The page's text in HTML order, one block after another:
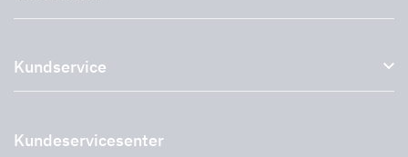
Tilbehør til avtrekkshetter
Storköksprodukter
Miljø
Støtte og tjenester
Informasjonskapsler
Kundservice
Retur av produktet
Kundeservicesenter